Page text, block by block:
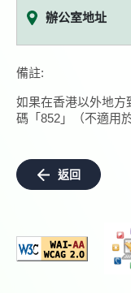
辦公室地址
備註:
如果在香港以外地方
碼「852」（不適用
返回